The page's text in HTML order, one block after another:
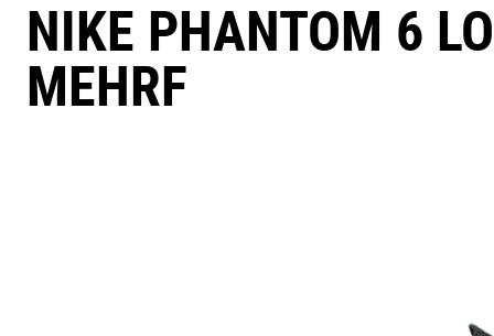
NIKE PHANTOM 6
MEHRF